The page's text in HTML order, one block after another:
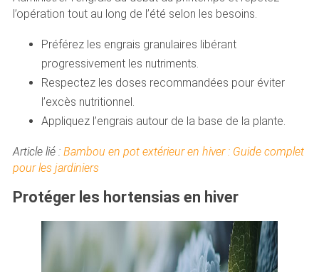
l’opération tout au long de l’été selon les besoins.
Préférez les engrais granulaires libérant
progressivement les nutriments.
Respectez les doses recommandées pour éviter
l’excès nutritionnel.
Appliquez l’engrais autour de la base de la plante.
Article lié : Bambou en pot extérieur en hiver : Guide complet
pour les jardiniers
Protéger les hortensias en hiver